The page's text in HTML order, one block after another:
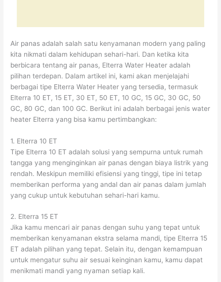
Air panas adalah salah satu kenyamanan modern yang paling
kita nikmati dalam kehidupan sehari-hari. Dan ketika kita
berbicara tentang air panas, Elterra Water Heater adalah
pilihan terdepan. Dalam artikel ini, kami akan menjelajahi
berbagai tipe Elterra Water Heater yang tersedia, termasuk
Elterra 10 ET, 15 ET, 30 ET, 50 ET, 10 GC, 15 GC, 30 GC, 50
GC, 80 GC, dan 100 GC. Berikut ini adalah berbagai jenis water
heater Elterra yang bisa kamu pertimbangkan:
1. Elterra 10 ET
Tipe Elterra 10 ET adalah solusi yang sempurna untuk rumah
tangga yang menginginkan air panas dengan biaya listrik yang
rendah. Meskipun memiliki efisiensi yang tinggi, tipe ini tetap
memberikan performa yang andal dan air panas dalam jumlah
yang cukup untuk kebutuhan sehari-hari kamu.
2. Elterra 15 ET
Jika kamu mencari air panas dengan suhu yang tepat untuk
memberikan kenyamanan ekstra selama mandi, tipe Elterra 15
ET adalah pilihan yang tepat. Selain itu, dengan kemampuan
untuk mengatur suhu air sesuai keinginan kamu, kamu dapat
menikmati mandi yang nyaman setiap kali.